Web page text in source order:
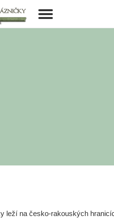
Toggle
leží na česko-rakouských